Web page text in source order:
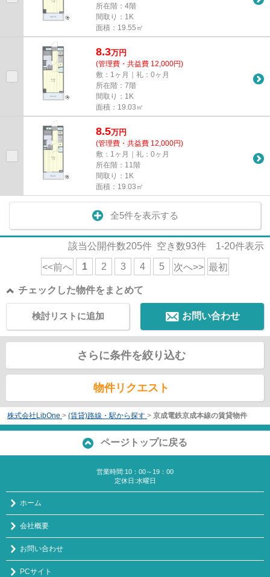
所在階：4階
間取り：1K
面積：19.55㎡
8.3万円
(管理費・共益費 12,000円)
敷：1ヶ月｜礼：0ヶ月
所在階：7階
間取り：1K
面積：19.03㎡
8.5万円
(管理費・共益費 12,000円)
敷：1ヶ月｜礼：0ヶ月
所在階：11階
間取り：1K
面積：19.03㎡
全5件を表示する
該当公開件数205件 空き数93件 1-20件表示
<<前へ 1 2 3 4 5 次へ>> 最初
チェックした物件をまとめて
お問い合わせ
検討リストに追加
さらに条件を絞り込む
物件リクエスト
株式会社LibOne > (賃貸)路線・駅から探す > 京成電鉄京成本線の賃貸物件
ページトップに戻る
営業時間:10：00～19：00
定休日:水曜日
ホーム
会社概要
お問い合わせ
PCサイト